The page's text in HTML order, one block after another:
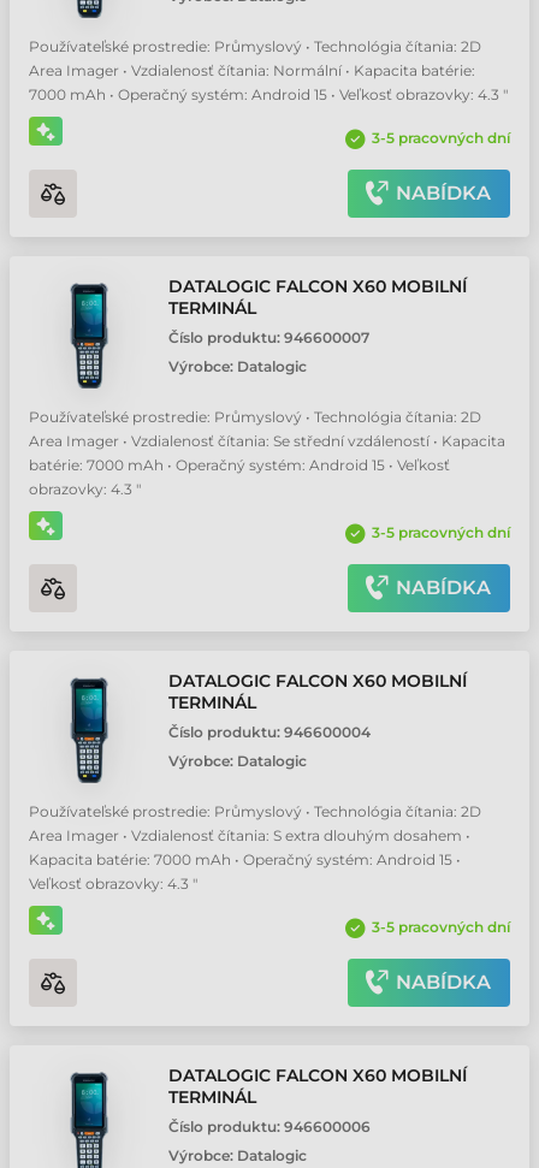
Používateľské prostredie: Průmyslový • Technológia čítania: 2D
Area Imager • Vzdialenosť čítania: Normální • Kapacita batérie:
7000 mAh • Operačný systém: Android 15 • Veľkosť obrazovky: 4.3 "
3-5 pracovných dní
NABÍDKA
DATALOGIC FALCON X60 MOBILNÍ
TERMINÁL
Číslo produktu: 946600007
Výrobce: Datalogic
Používateľské prostredie: Průmyslový • Technológia čítania: 2D
Area Imager • Vzdialenosť čítania: Se střední vzdáleností • Kapacita
batérie: 7000 mAh • Operačný systém: Android 15 • Veľkosť
obrazovky: 4.3 "
3-5 pracovných dní
NABÍDKA
DATALOGIC FALCON X60 MOBILNÍ
TERMINÁL
Číslo produktu: 946600004
Výrobce: Datalogic
Používateľské prostredie: Průmyslový • Technológia čítania: 2D
Area Imager • Vzdialenosť čítania: S extra dlouhým dosahem •
Kapacita batérie: 7000 mAh • Operačný systém: Android 15 •
Veľkosť obrazovky: 4.3 "
3-5 pracovných dní
NABÍDKA
DATALOGIC FALCON X60 MOBILNÍ
TERMINÁL
Číslo produktu: 946600006
Výrobce: Datalogic